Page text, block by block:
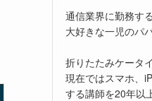
通信業界に勤務す
大好きな一児のパパ
折りたたみケータ
現在ではスマホ、
する講師を20年以